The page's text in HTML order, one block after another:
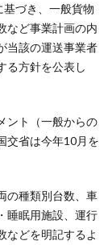
づき、一般貨物
など事業計画の内
当該の運送事業者
る方針を公表し
ント（一般からの
交省は今年10月を
の種類別台数、車
睡眠用施設、運行
などを明記するよ